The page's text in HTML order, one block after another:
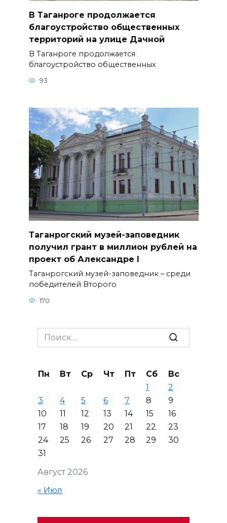
В Таганроге продолжается
благоустройство общественных
территорий на улице Дачной
В Таганроге продолжается
благоустройство общественных
93
Таганрогский музей-заповедник
получил грант в миллион рублей на
проект об Александре I
Таганрогский музей-заповедник – среди
победителей Второго
170
Search
for:
Август 2026
Пн Вт Ср Чт Пт Сб
Вс
1
2
3
4 5 6 7 8
9
10
11 12 13 14 15
16
17
18 19 20 21 22
23
24
25 26 27 28 29
30
31
« Июл